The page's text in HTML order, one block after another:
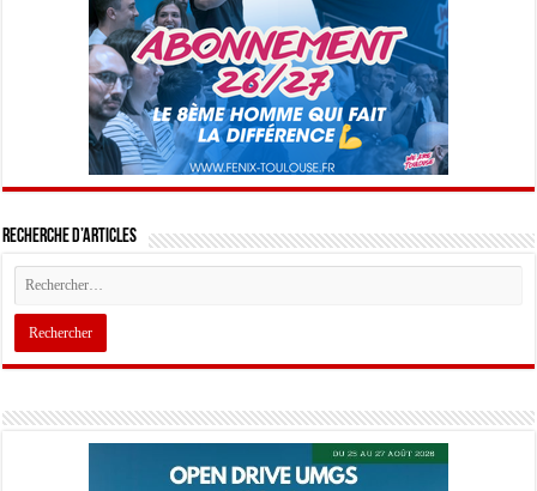
Recherche d’articles